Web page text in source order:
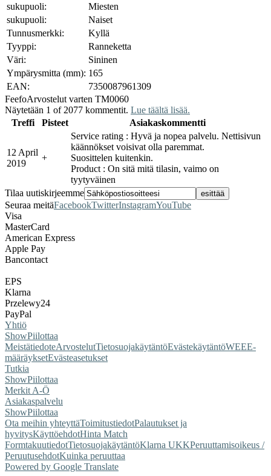
sukupuoli:
Miesten
sukupuoli:
Naiset
Tunnusmerkki:
Kyllä
Tyyppi:
Ranneketta
Väri:
Sininen
Ympärysmitta (mm): 165
EAN:
7350087961309
FeefoArvostelut varten TM0060
Näytetään 1 of 2077 kommentit. Lue täältä lisää.
Treffi
Pisteet Asiakaskommentti
12 April
2019
+
Service rating : Hyvä ja nopea palvelu. Nettisivun
käännökset voisivat olla paremmat.
Suosittelen kuitenkin.
Product : On sitä mitä tilasin, vaimo on
tyytyväinen
Tilaa uutiskirjeemme
Seuraa meitäFacebookTwitterInstagramYouTube
Visa
MasterCard
American Express
Apple Pay
Bancontact
EPS
Klarna
Przelewy24
PayPal
Yhtiö
ShowPiilottaa
MeistätiedoteArvostelutTietosuojakäytäntöEvästekäytäntöWEEE-
määräyksetEvästeasetukset
Tutkia
ShowPiilottaa
Merkit A-Ö
Asiakaspalvelu
ShowPiilottaa
Ota meihin yhteyttäToimitustiedotPalautukset ja
hyvitysKäyttöehdotHinta Match
FormtakuutiedotTietosuojakäytäntöKlarna UKKPeruuttamisoikeus /
PeruutusehdotKuinka peruuttaa
Powered by Google Translate